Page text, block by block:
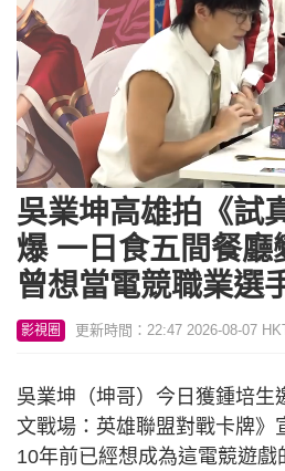
Unmute Loaded:
13.12%
吳業坤高雄拍《試
爆 一日食五間餐廳
曾想當電競職業選
影視圈 更新時間：22:47 2026-08-07
吳業坤（坤哥）今日獲鍾培生
文戰場：英雄聯盟對戰卡牌》
10年前已經想成為這電競遊